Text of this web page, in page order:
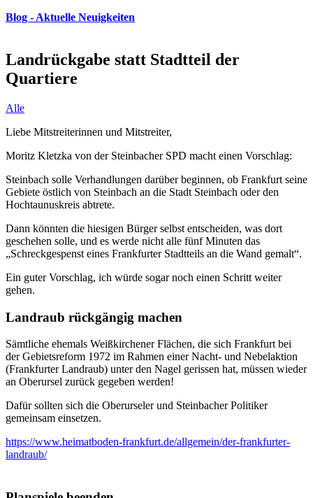
Blog - Aktuelle Neuigkeiten
Landrückgabe statt Stadtteil der
Quartiere
Alle
Liebe Mitstreiterinnen und Mitstreiter,
Moritz Kletzka von der Steinbacher SPD macht einen Vorschlag:
Steinbach solle Verhandlungen darüber beginnen, ob Frankfurt seine
Gebiete östlich von Steinbach an die Stadt Steinbach oder den
Hochtaunuskreis abtrete.
Dann könnten die hiesigen Bürger selbst entscheiden, was dort
geschehen solle, und es werde nicht alle fünf Minuten das
„Schreckgespenst eines Frankfurter Stadtteils an die Wand gemalt“.
Ein guter Vorschlag, ich würde sogar noch einen Schritt weiter
gehen.
Landraub rückgängig machen
Sämtliche ehemals Weißkirchener Flächen, die sich Frankfurt bei
der Gebietsreform 1972 im Rahmen einer Nacht- und Nebelaktion
(Frankfurter Landraub) unter den Nagel gerissen hat, müssen wieder
an Oberursel zurück gegeben werden!
Dafür sollten sich die Oberurseler und Steinbacher Politiker
gemeinsam einsetzen.
https://www.heimatboden-frankfurt.de/allgemein/der-frankfurter-
landraub/